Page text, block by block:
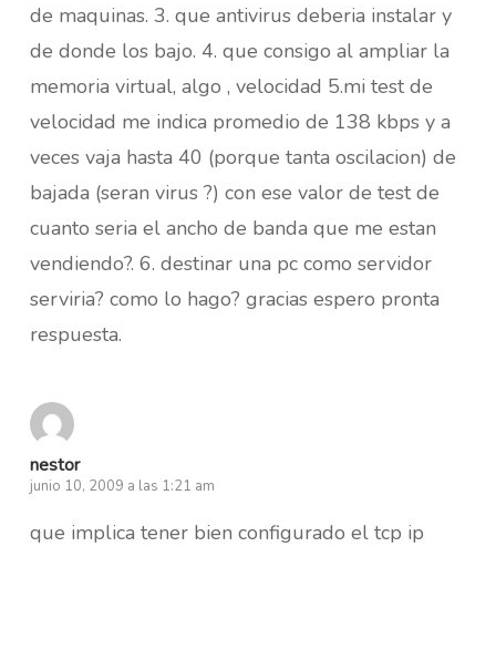
de maquinas. 3. que antivirus deberia instalar y
de donde los bajo. 4. que consigo al ampliar la
memoria virtual, algo , velocidad 5.mi test de
velocidad me indica promedio de 138 kbps y a
veces vaja hasta 40 (porque tanta oscilacion) de
bajada (seran virus ?) con ese valor de test de
cuanto seria el ancho de banda que me estan
vendiendo?. 6. destinar una pc como servidor
serviria? como lo hago? gracias espero pronta
respuesta.
nestor
junio 10, 2009 a las 1:21 am
que implica tener bien configurado el tcp ip